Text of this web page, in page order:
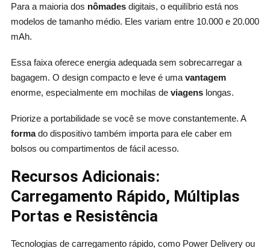
Para a maioria dos nômadesdigitais, o equilíbrio está nos
modelos de tamanho médio. Eles variam entre 10.000 e 20.000
mAh.
Essa faixa oferece energia adequada sem sobrecarregar a
bagagem. O design compacto e leve é uma vantagem
enorme, especialmente em mochilas de viagenslongas.
Priorize a portabilidade se você se move constantemente. A
formado dispositivo também importa para ele caber em
bolsos ou compartimentos de fácil acesso.
Recursos Adicionais:
Carregamento Rápido, Múltiplas
Portas e Resistência
Tecnologias de carregamento rápido, como Power Delivery ou